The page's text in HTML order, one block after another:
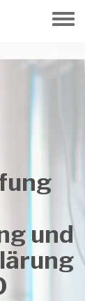
Toggle
und